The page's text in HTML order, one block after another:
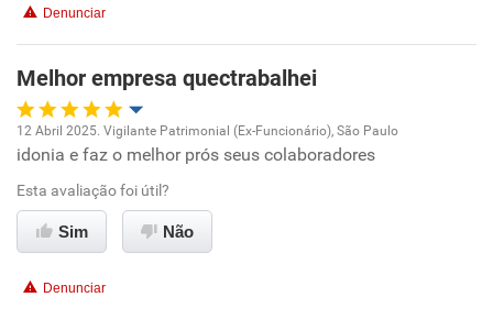
Denunciar
Melhor empresa quectrabalhei
Oportunidade de promoção
Ambiente de trabalho
12 Abril 2025. Vigilante Patrimonial (Ex-Funcionário), São Paulo
idonia e faz o melhor prós seus colaboradores
Esta avaliação foi útil?
Sim Não
Denunciar